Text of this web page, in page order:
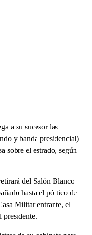
a su sucesor las
y banda presidencial)
sobre el estrado, según
del Salón Blanco
hasta el pórtico de
Militar entrante, el
presidente.